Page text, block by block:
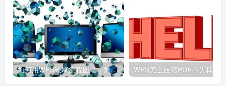
如何用WPS绘制流程图？，如何用wps绘制流程图并保存